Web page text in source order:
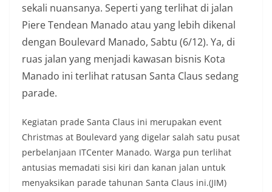
sekali nuansanya. Seperti yang terlihat di jalan
Piere Tendean Manado atau yang lebih dikenal
dengan Boulevard Manado, Sabtu (6/12). Ya, di
ruas jalan yang menjadi kawasan bisnis Kota
Manado ini terlihat ratusan Santa Claus sedang
parade.
Kegiatan prade Santa Claus ini merupakan event
Christmas at Boulevard yang digelar salah satu pusat
perbelanjaan ITCenter Manado. Warga pun terlihat
antusias memadati sisi kiri dan kanan jalan untuk
menyaksikan parade tahunan Santa Claus ini.(JIM)